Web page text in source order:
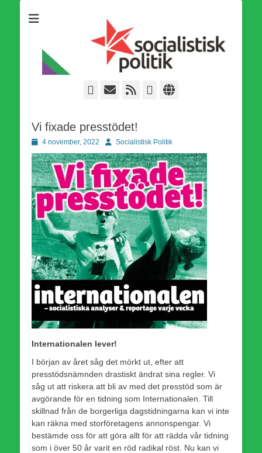
världsomfattande socialistiska Fjärde Internationalen och en viktig
tillgång i kampen för en socialistisk framtid!
Facebook
E-
Webbflöde
Instagram
Webbplats
Vi fixade presstödet!
Publicerad
den
4 november, 2022 Författare
Socialistisk Politik
Internationalen lever!
I början av året såg det mörkt ut, efter att
presstödsnämnden drastiskt ändrat sina regler. Vi
såg ut att riskera att bli av med det presstöd som är
avgörande för en tidning som Internationalen. Till
skillnad från de borgerliga dagstidningarna kan vi inte
kan räkna med storföretagens annonspengar. Vi
bestämde oss för att göra allt för att rädda vår tidning
som i över 50 år varit en röd radikal röst. Nu kan vi